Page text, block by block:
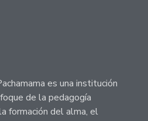
es una institución
de la pedagogía
formación del alma, el